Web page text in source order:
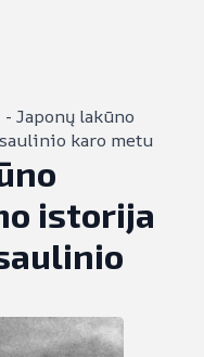
- Japonų lakūno
karo metu
istorija